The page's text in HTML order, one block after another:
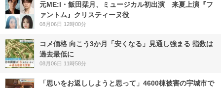
元ME:I・飯田栞月、ミュージカル初出演 来夏上演『フ
ァントム』クリスティーヌ役
08月06日 12時00分
コメ価格 向こう3か月「安くなる」見通し強まる 指数は
過去最低に
08月06日 11時58分
「思いをお返ししようと思って」4600棟被害の宇城市で